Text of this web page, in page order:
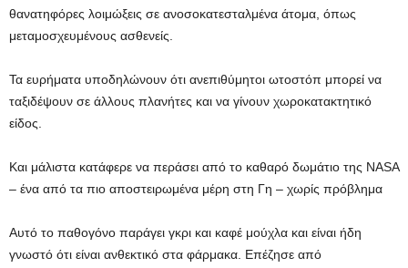
θανατηφόρες λοιμώξεις σε ανοσοκατεσταλμένα άτομα, όπως
μεταμοσχευμένους ασθενείς.
Τα ευρήματα υποδηλώνουν ότι ανεπιθύμητοι ωτοστόπ μπορεί να
ταξιδέψουν σε άλλους πλανήτες και να γίνουν χωροκατακτητικό
είδος.
Και μάλιστα κατάφερε να περάσει από το καθαρό δωμάτιο της NASA
– ένα από τα πιο αποστειρωμένα μέρη στη Γη – χωρίς πρόβλημα
Αυτό το παθογόνο παράγει γκρι και καφέ μούχλα και είναι ήδη
γνωστό ότι είναι ανθεκτικό στα φάρμακα. Επέζησε από